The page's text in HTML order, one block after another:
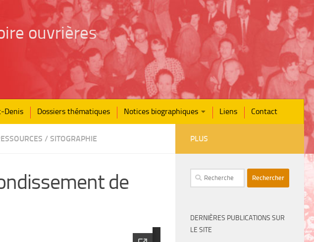
ouvrières
Denis Dossiers thématiques Notices biographiques Liens Contact
/ SITOGRAPHIE
de
PLUS
Rechercher :
DERNIÈRES PUBLICATIONS SUR
LE SITE